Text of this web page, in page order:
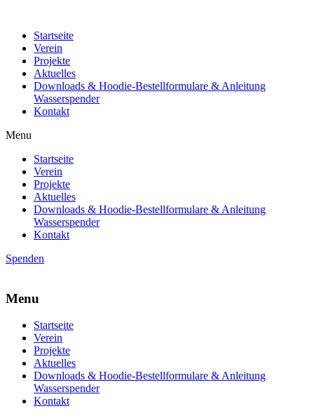
Startseite
Verein
Projekte
Aktuelles
Downloads & Hoodie-Bestellformulare & Anleitung
Wasserspender
Kontakt
Menu
Startseite
Verein
Projekte
Aktuelles
Downloads & Hoodie-Bestellformulare & Anleitung
Wasserspender
Kontakt
Spenden
Menu
Startseite
Verein
Projekte
Aktuelles
Downloads & Hoodie-Bestellformulare & Anleitung
Wasserspender
Kontakt